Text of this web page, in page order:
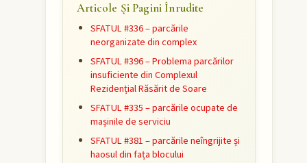
Articole Și Pagini Înrudite
SFATUL #336 – parcările
neorganizate din complex
SFATUL #396 – Problema parcărilor
insuficiente din Complexul
Rezidențial Răsărit de Soare
SFATUL #335 – parcările ocupate de
mașinile de serviciu
SFATUL #381 – parcările neîngrijite și
haosul din fața blocului